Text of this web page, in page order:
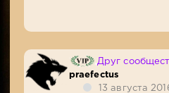
Друг
praefectus
13 августа